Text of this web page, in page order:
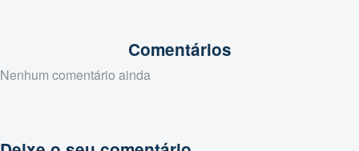
Comentários
Nenhum comentário ainda